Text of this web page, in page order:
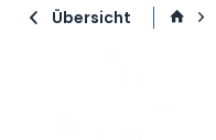
Übersicht